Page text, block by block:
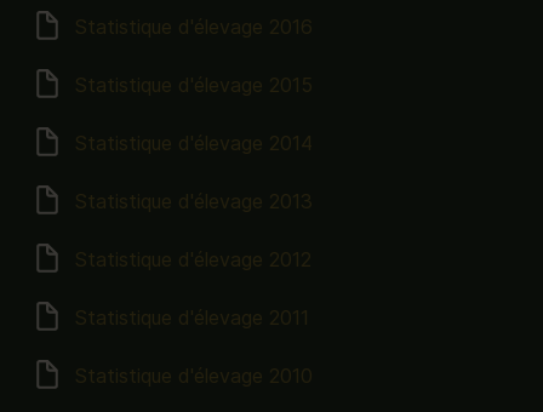
Statistique d'élevage 2016
Statistique d'élevage 2015
Statistique d'élevage 2014
Statistique d'élevage 2013
Statistique d'élevage 2012
Statistique d'élevage 2011
Statistique d'élevage 2010